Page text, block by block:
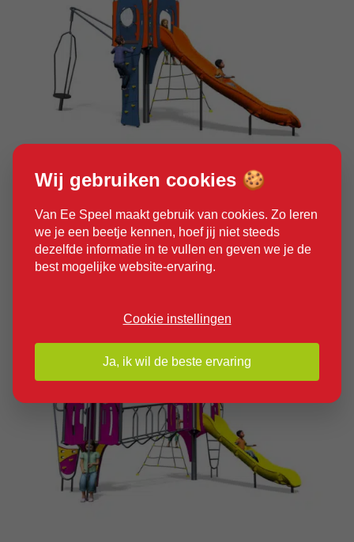
Wij gebruiken cookies 🍪
Van Ee Speel maakt gebruik van cookies. Zo leren
we je een beetje kennen, hoef jij niet steeds
dezelfde informatie in te vullen en geven we je de
best mogelijke website-ervaring.
Cookie instellingen
Ja, ik wil de beste ervaring